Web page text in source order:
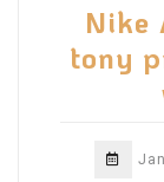
Nike
tony